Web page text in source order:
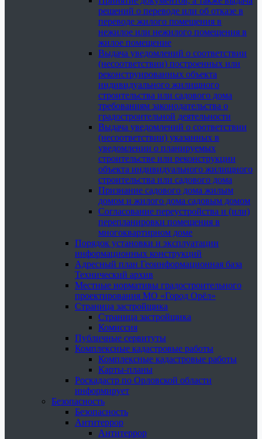
решений о переводе или об отказе в
переводе жилого помещения в
нежилое или нежилого помещения в
жилое помещение
Выдача уведомлений о соответствии
(несоответствии) построенных или
реконструированных объекта
индивидуального жилищного
строительства или садового дома
требованиям законодательства о
градостроительной деятельности
Выдача уведомлений о соответствии
(несоответствии) указанных в
уведомлении о планируемых
строительстве или реконструкции
объекта индивидуального жилищного
строительства или садового дома
Признание садового дома жилым
домом и жилого дома садовым домом
Согласование переустройства и (или)
перепланировки помещения в
многоквартирном доме
Порядок установки и эксплуатации
информационных конструкций
Адресный план Геоинформационная база
Технический архив
Местные нормативы градостроительного
проектирования МО «Город Орёл»
Страница застройщика
Страница застройщика
Комиссия
Публичные сервитуты
Комплексные кадастровые работы
Комплексные кадастровые работы
Карты-планы
Роскадастр по Орловской области
информирует
Безопасность
Безопасность
Антитеррор
Антитеррор